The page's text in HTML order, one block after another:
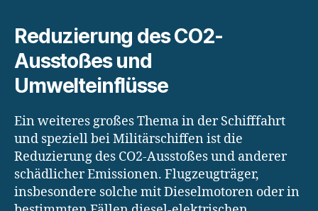
Reduzierung des CO2-
Ausstoßes und
Umwelteinflüsse
Ein weiteres großes Thema in der Schifffahrt
und speziell bei Militärschiffen ist die
Reduzierung des CO2-Ausstoßes und anderer
schädlicher Emissionen. Flugzeugträger,
insbesondere solche mit Dieselmotoren oder in